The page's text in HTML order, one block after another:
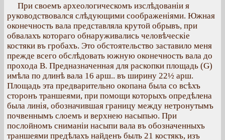
При своемъ археологическомъ изслѣдованіи я
руководствовался слѣдующими соображеніями. Южная
оконечность вала представляла крутой обрывъ, при
обвалахъ котораго обнаруживались человѣческіе
костяки въ гробахъ. Это обстоятельство заставило меня
прежде всего обслѣдовать южную оконечность вала до
прохода В. Предназначенная для раскопки площадь (G)
имѣла по длинѣ вала 16 арш.. въ ширину 22½ арш.
Площадь эта предварительно окопана была со всѣхъ
сторонъ траншеями, при помощи которыхъ опредѣлена
была линія, обозначившая границу между нетронутымъ
почвеннымъ слоемъ и верхнею насыпью. При
послойномъ сниманіи насыпи вала въ обозначенныхъ
траншеями предѣлахъ найденъ былъ 21 костякъ, изъ